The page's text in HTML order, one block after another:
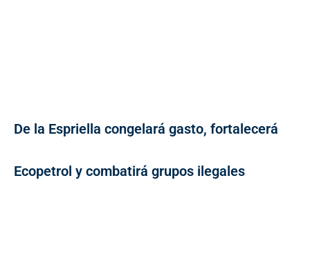
De la Espriella congelará gasto, fortalecerá
Ecopetrol y combatirá grupos ilegales